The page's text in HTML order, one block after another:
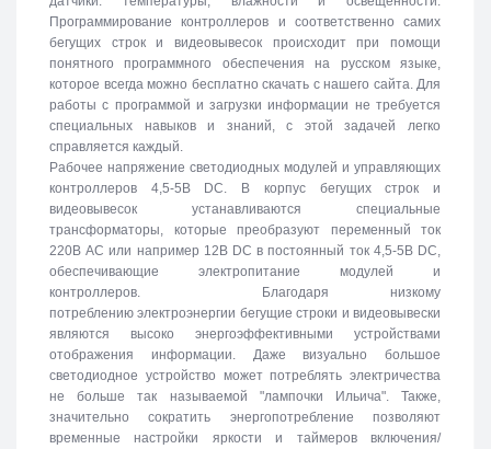
Программирование контроллеров и соответственно самих
бегущих строк и видеовывесок происходит при помощи
понятного программного обеспечения на русском языке,
которое всегда можно бесплатно скачать с нашего сайта. Для
работы с программой и загрузки информации не требуется
специальных навыков и знаний, с этой задачей легко
справляется каждый.
Рабочее напряжение светодиодных модулей и управляющих
контроллеров 4,5-5В DC. В корпус бегущих строк и
видеовывесок устанавливаются специальные
трансформаторы, которые преобразуют переменный ток
220В АС или например 12В DC в постоянный ток 4,5-5В DC,
обеспечивающие электропитание модулей и
контроллеров. Благодаря низкому
потреблению электроэнергии бегущие строки и видеовывески
являются высоко энергоэффективными устройствами
отображения информации. Даже визуально большое
светодиодное устройство может потреблять электричества
не больше так называемой "лампочки Ильича". Также,
значительно сократить энергопотребление позволяют
временные настройки яркости и таймеров включения/